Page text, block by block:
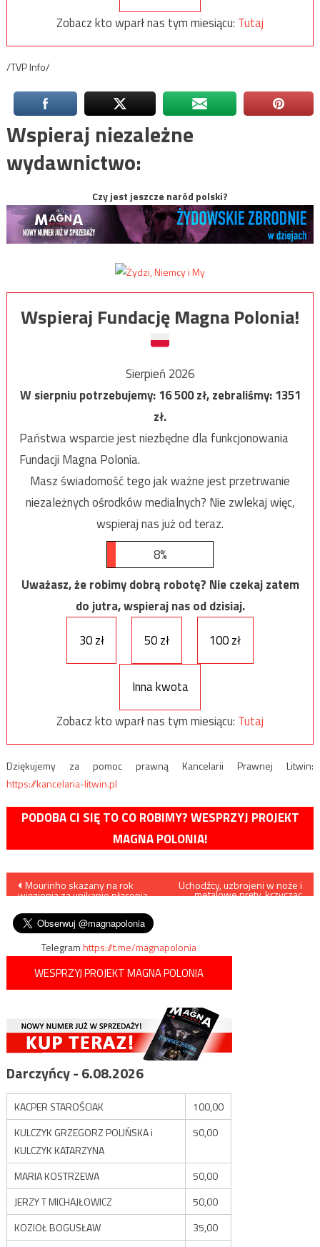
Zobacz kto wparł nas tym miesiącu: Tutaj
/TVP Info/
Wspieraj niezależne
wydawnictwo:
Czy jest jeszcze naród polski?
Wspieraj Fundację Magna Polonia!
Sierpień 2026
W sierpniu potrzebujemy:16 500zł, zebraliśmy:1351
zł.
Państwa wsparcie jest niezbędne dla funkcjonowania
Fundacji Magna Polonia.
Masz świadomość tego jak ważne jest przetrwanie
niezależnych ośrodków medialnych? Nie zwlekaj więc,
wspieraj nas już od teraz.
8%
Uważasz, że robimy dobrą robotę? Nie czekaj zatem
do jutra, wspieraj nas od dzisiaj.
30 zł
50 zł 100 zł
Inna kwota
Zobacz kto wparł nas tym miesiącu: Tutaj
Dziękujemy za pomoc prawną Kancelarii Prawnej Litwin:
https://kancelaria-litwin.pl
PODOBA CI SIĘ TO CO ROBIMY? WESPRZYJ PROJEKT
MAGNA POLONIA!
Nawigacja
wpisu
Mourinho skazany na rok
więzienia za unikanie płacenia
Uchodźcy, uzbrojeni w noże i
metalowe pręty, krzycząc
Telegramhttps://t.me/magnapolonia
WESPRZYJ PROJEKT MAGNA POLONIA
Darczyńcy - 6.08.2026
KACPER STAROŚCIAK
100,00
KULCZYK GRZEGORZ POLIŃSKA i
KULCZYK KATARZYNA
50,00
MARIA KOSTRZEWA
50,00
JERZY T MICHAJŁOWICZ
50,00
KOZIOŁ BOGUSŁAW
35,00